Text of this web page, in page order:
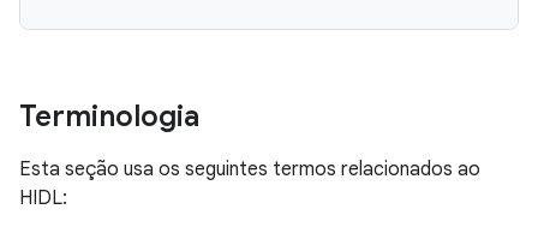
Terminologia
Esta seção usa os seguintes termos relacionados ao
HIDL: